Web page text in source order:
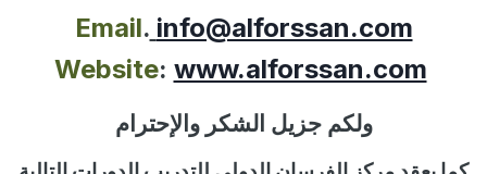
Email. info@alforssan.com
Website:www.alforssan.com
ولكم جزيل الشكر والإحترام